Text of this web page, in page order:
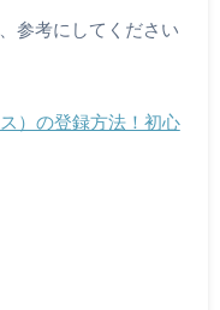
参考にしてください
）の登録方法！初心